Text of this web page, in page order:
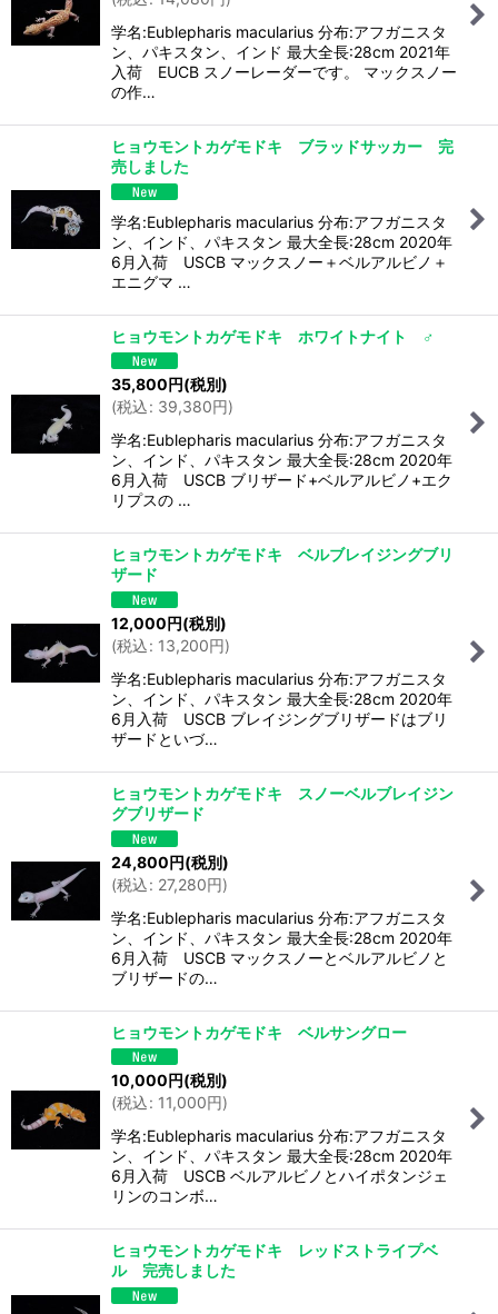
学名:Eublepharis macularius 分布:アフガニスタ
ン、パキスタン、インド 最大全長:28cm 2021年
入荷 EUCB スノーレーダーです。 マックスノー
の作…
ヒョウモントカゲモドキ ブラッドサッカー 完
売しました
学名:Eublepharis macularius 分布:アフガニスタ
ン、インド、パキスタン 最大全長:28cm 2020年
6月入荷 USCB マックスノー＋ベルアルビノ＋
エニグマ …
ヒョウモントカゲモドキ ホワイトナイト ♂
35,800円(税別)
(税込: 39,380円)
学名:Eublepharis macularius 分布:アフガニスタ
ン、インド、パキスタン 最大全長:28cm 2020年
6月入荷 USCB ブリザード+ベルアルビノ+エク
リプスの …
ヒョウモントカゲモドキ ベルブレイジングブリ
ザード
12,000円(税別)
(税込: 13,200円)
学名:Eublepharis macularius 分布:アフガニスタ
ン、インド、パキスタン 最大全長:28cm 2020年
6月入荷 USCB ブレイジングブリザードはブリ
ザードといづ…
ヒョウモントカゲモドキ スノーベルブレイジン
グブリザード
24,800円(税別)
(税込: 27,280円)
学名:Eublepharis macularius 分布:アフガニスタ
ン、インド、パキスタン 最大全長:28cm 2020年
6月入荷 USCB マックスノーとベルアルビノと
ブリザードの…
ヒョウモントカゲモドキ ベルサングロー
10,000円(税別)
(税込: 11,000円)
学名:Eublepharis macularius 分布:アフガニスタ
ン、インド、パキスタン 最大全長:28cm 2020年
6月入荷 USCB ベルアルビノとハイポタンジェ
リンのコンボ…
ヒョウモントカゲモドキ レッドストライプベ
ル 完売しました